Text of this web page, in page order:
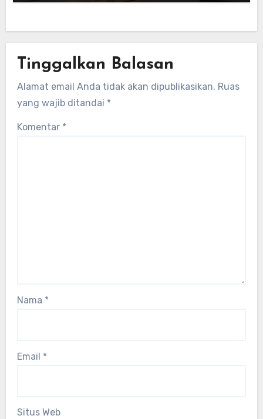
Tinggalkan Balasan
Alamat email Anda tidak akan dipublikasikan. Ruas
yang wajib ditandai *
Komentar *
Nama *
Email *
Situs Web